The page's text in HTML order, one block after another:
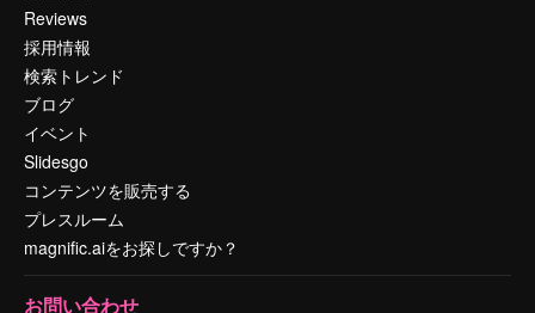
Reviews
採用情報
検索トレンド
ブログ
イベント
Slidesgo
コンテンツを販売する
プレスルーム
magnific.aiをお探しですか？
お問い合わせ